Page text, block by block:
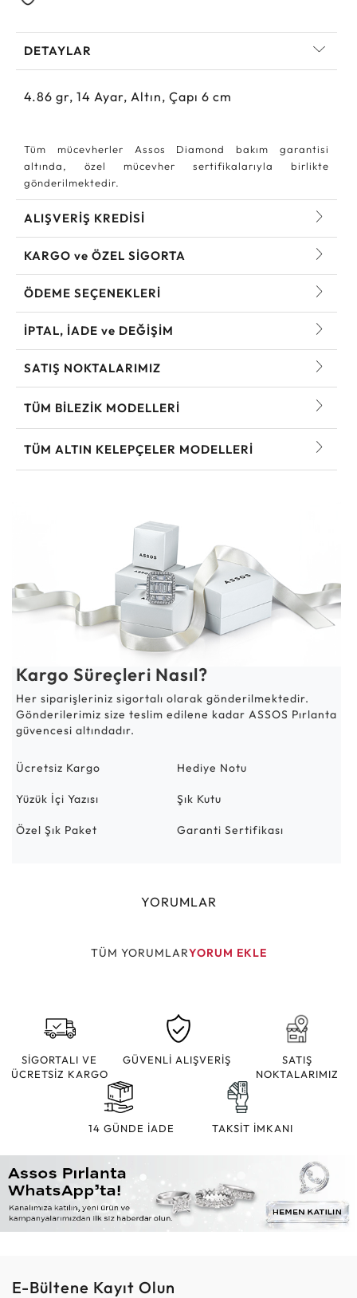
DETAYLAR
4.86 gr, 14 Ayar, Altın, Çapı 6 cm
Tüm mücevherler Assos Diamond bakım garantisi
altında, özel mücevher sertifikalarıyla birlikte
gönderilmektedir.
ALIŞVERİŞ KREDİSİ
KARGO ve ÖZEL SİGORTA
ÖDEME SEÇENEKLERİ
İPTAL, İADE ve DEĞİŞİM
SATIŞ NOKTALARIMIZ
TÜM BILEZIK MODELLERI
TÜM ALTIN KELEPÇELER MODELLERI
Kargo Süreçleri Nasıl?
Her siparişleriniz sigortalı olarak gönderilmektedir.
Gönderilerimiz size teslim edilene kadar ASSOS Pırlanta
güvencesi altındadır.
Ücretsiz Kargo Hediye Notu
Yüzük İçi Yazısı Şık Kutu
Özel Şık Paket Garanti Sertifikası
YORUMLAR
TÜM YORUMLARYORUM EKLE
SİGORTALI VE
ÜCRETSİZ KARGO
GÜVENLİ ALIŞVERİŞ
SATIŞ
NOKTALARIMIZ
14 GÜNDE İADE TAKSİT İMKANI
E-Bültene Kayıt Olun